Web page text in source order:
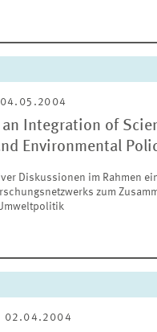
04.05.2004
Integration of
Environmental
Diskussionen im Rahmen
zum
02.04.2004